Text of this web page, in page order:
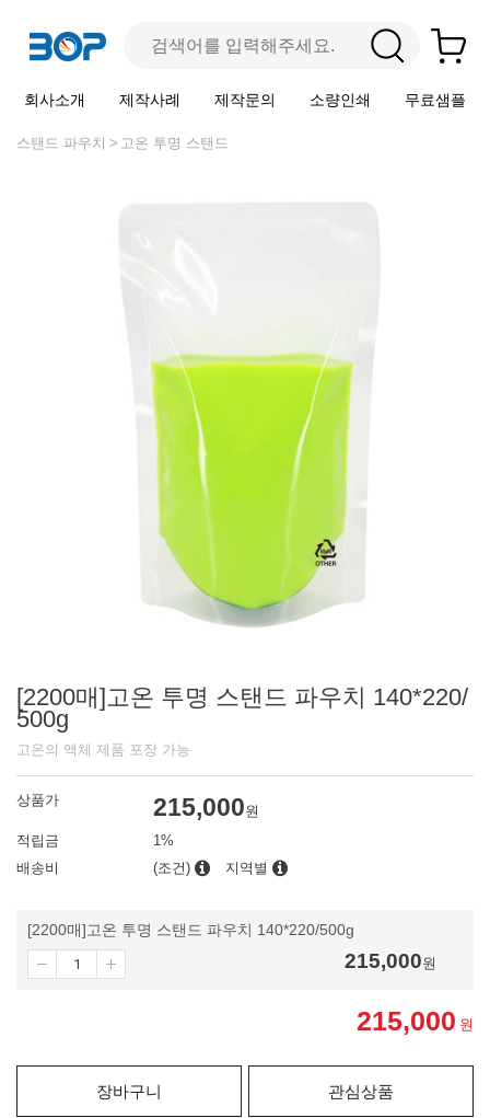
회사소개 제작사례 제작문의 소량인쇄 무료샘플
스탠드 파우치 고온 투명 스탠드
[2200매]고온 투명 스탠드 파우치 140*220/
500g
고온의 액체 제품 포장 가능
상품가 215,000원
적립금
1%
배송비
(조건) 지역별
[2200매]고온 투명 스탠드 파우치 140*220/500g
215,000원
215,000 원
장바구니 관심상품